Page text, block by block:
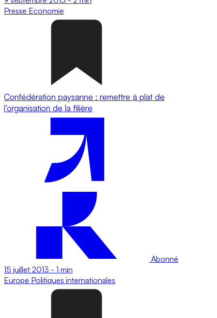
Presse Economie
Confédération paysanne : remettre à plat de
l’organisation de la filière
Abonné
15 juillet 2013 - 1 min
Europe Politiques internationales